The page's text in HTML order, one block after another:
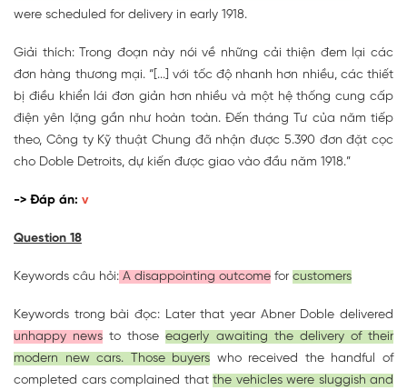
were scheduled for delivery in early 1918.
Giải thích: Trong đoạn này nói về những cải thiện đem lại các
đơn hàng thương mại. “[...] với tốc độ nhanh hơn nhiều, các thiết
bị điều khiển lái đơn giản hơn nhiều và một hệ thống cung cấp
điện yên lặng gần như hoàn toàn. Đến tháng Tư của năm tiếp
theo, Công ty Kỹ thuật Chung đã nhận được 5.390 đơn đặt cọc
cho Doble Detroits, dự kiến được giao vào đầu năm 1918.”
-> Đáp án: v
Question 18
Keywords câu hỏi: A disappointing outcome for customers
Keywords trong bài đọc: Later that year Abner Doble delivered
unhappy news to thoseeagerly awaiting the delivery of their
modern new cars. Those buyers who received the handful of
completed cars complained that the vehicles were sluggish and